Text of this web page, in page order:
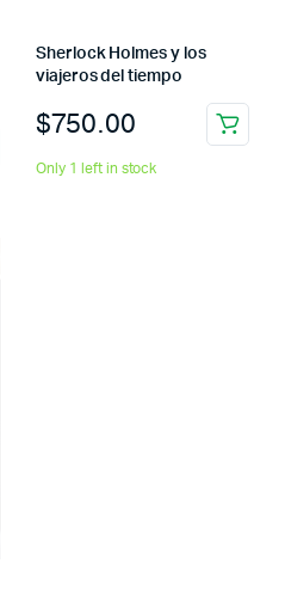
Sherlock Holmes y los
viajeros del tiempo
$750.00
Only 1 left in stock